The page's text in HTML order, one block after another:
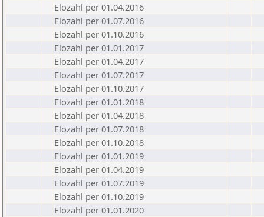
Elozahl per 01.04.2016
Elozahl per 01.07.2016
Elozahl per 01.10.2016
Elozahl per 01.01.2017
Elozahl per 01.04.2017
Elozahl per 01.07.2017
Elozahl per 01.10.2017
Elozahl per 01.01.2018
Elozahl per 01.04.2018
Elozahl per 01.07.2018
Elozahl per 01.10.2018
Elozahl per 01.01.2019
Elozahl per 01.04.2019
Elozahl per 01.07.2019
Elozahl per 01.10.2019
Elozahl per 01.01.2020